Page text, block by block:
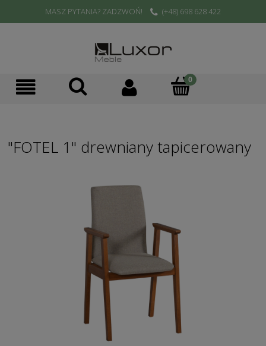
MASZ PYTANIA? ZADZWOŃ! (+48) 698 628 422
"FOTEL 1" drewniany tapicerowany